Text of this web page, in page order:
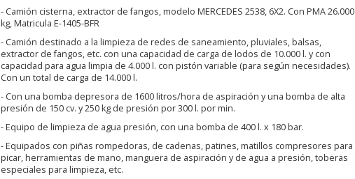
- Camión cisterna, extractor de fangos, modelo MERCEDES 2538, 6X2. Con PMA 26.000
kg, Matricula E-1405-BFR
- Camión destinado a la limpieza de redes de saneamiento, pluviales, balsas,
extractor de fangos, etc. con una capacidad de carga de lodos de 10.000 l. y con
capacidad para agua limpia de 4.000 l. con pistón variable (para según necesidades).
Con un total de carga de 14.000 l.
- Con una bomba depresora de 1600 litros/hora de aspiración y una bomba de alta
presión de 150 cv. y 250 kg de presión por 300 l. por min.
- Equipo de limpieza de agua presión, con una bomba de 400 l. x 180 bar.
- Equipados con piñas rompedoras, de cadenas, patines, matillos compresores para
picar, herramientas de mano, manguera de aspiración y de agua a presión, toberas
especiales para limpieza, etc.